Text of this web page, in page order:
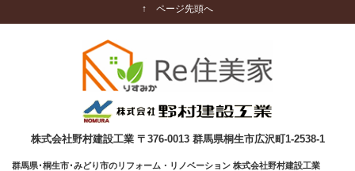
↑ ページ先頭へ
株式会社野村建設工業 〒376-0013 群馬県桐生市広沢町1-2538-1
群馬県･桐生市･みどり市のリフォーム・リノベーション 株式会社野村建設工業